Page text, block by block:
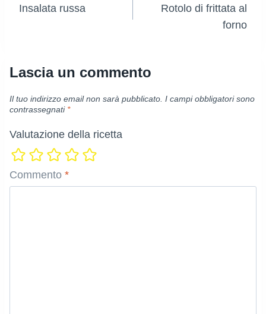
articoli
Insalata russa
Rotolo di frittata al
forno
Lascia un commento
Il tuo indirizzo email non sarà pubblicato. I campi obbligatori sono
contrassegnati *
Valutazione della ricetta
Commento *